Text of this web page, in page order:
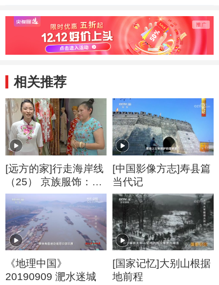
相关推荐
[远方的家]行走海岸线
（25） 京族服饰：柔
美舒适 飘逸动人
[中国影像方志]寿县篇
当代记
《地理中国》
20190909 淝水迷城
[国家记忆]大别山根据
地前程